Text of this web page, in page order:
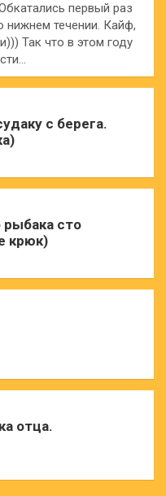
первый раз
нижнем течении. Кайф,
Так что в этом году
с берега.
сто
крюк)
отца.